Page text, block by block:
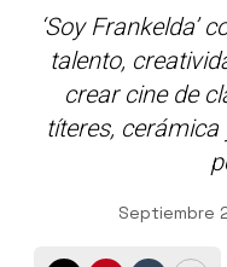
‘Soy Frankelda’
talento,
crear cine de
títeres,
Septiembre